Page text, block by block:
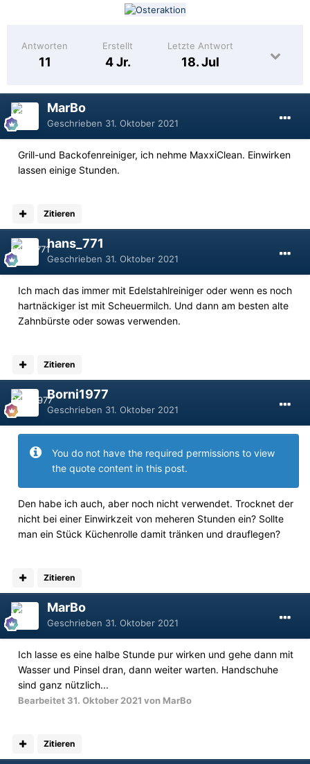
Antworten
11
Erstellt
4 Jr.
Letzte Antwort
18. Jul
MarBo
Geschrieben 31. Oktober 2021
Grill-und Backofenreiniger, ich nehme MaxxiClean. Einwirken
lassen einige Stunden.
Zitieren
hans_771
Geschrieben 31. Oktober 2021
Ich mach das immer mit Edelstahlreiniger oder wenn es noch
hartnäckiger ist mit Scheuermilch. Und dann am besten alte
Zahnbürste oder sowas verwenden.
Zitieren
Borni1977
Geschrieben 31. Oktober 2021
You do not have the required permissions to view
the quote content in this post.
Den habe ich auch, aber noch nicht verwendet. Trocknet der
nicht bei einer Einwirkzeit von meheren Stunden ein? Sollte
man ein Stück Küchenrolle damit tränken und drauflegen?
Zitieren
MarBo
Geschrieben 31. Oktober 2021
Ich lasse es eine halbe Stunde pur wirken und gehe dann mit
Wasser und Pinsel dran, dann weiter warten. Handschuhe
sind ganz nützlich...
Bearbeitet 31. Oktober 2021 von MarBo
Zitieren